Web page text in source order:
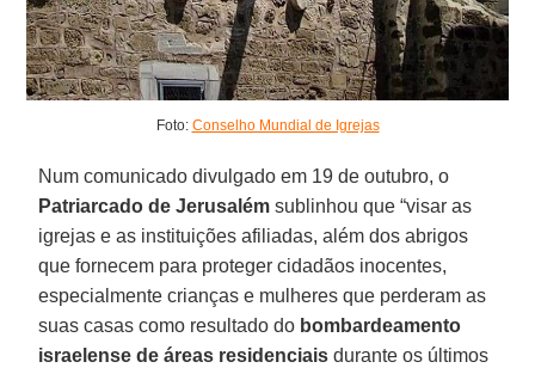
Foto: Conselho Mundial de Igrejas
Num comunicado divulgado em 19 de outubro, o
Patriarcado de Jerusalém sublinhou que “visar as
igrejas e as instituições afiliadas, além dos abrigos
que fornecem para proteger cidadãos inocentes,
especialmente crianças e mulheres que perderam as
suas casas como resultado do bombardeamento
israelense de áreas residenciaisdurante os últimos